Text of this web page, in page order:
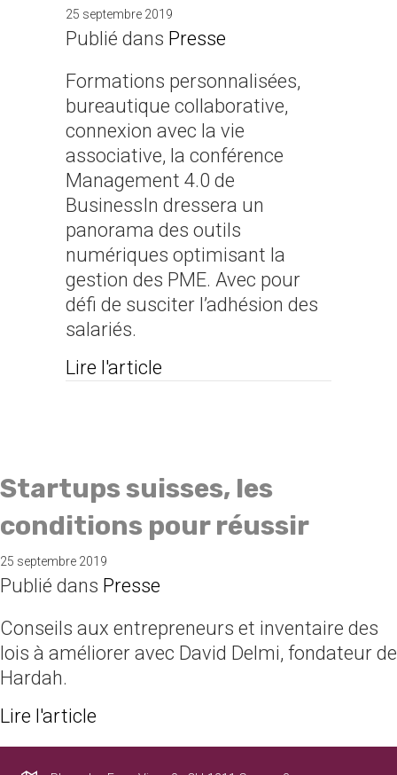
25 septembre 2019
Publié dans Presse
Formations personnalisées,
bureautique collaborative,
connexion avec la vie
associative, la conférence
Management 4.0 de
BusinessIn dressera un
panorama des outils
numériques optimisant la
gestion des PME. Avec pour
défi de susciter l’adhésion des
salariés.
Lire l'article
Startups suisses, les
conditions pour réussir
25 septembre 2019
Publié dans Presse
Conseils aux entrepreneurs et inventaire des
lois à améliorer avec David Delmi, fondateur de
Hardah.
Lire l'article